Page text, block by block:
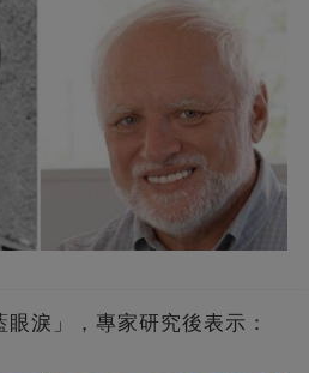
淚」，專家研究後表示：